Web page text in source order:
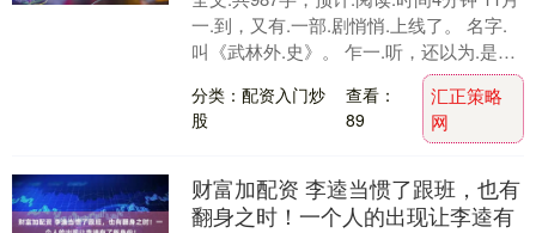
一.到，又有.一部.剧悄悄.上线了。 名字.
叫《武林外.史》。 乍一.听，还以为.是哪
分类：配资入门炒
股
查看：
89
汇正策略
网
财富加配资 李逵当惯了跟班，也有
翻身之时！一个人的出现让李逵有